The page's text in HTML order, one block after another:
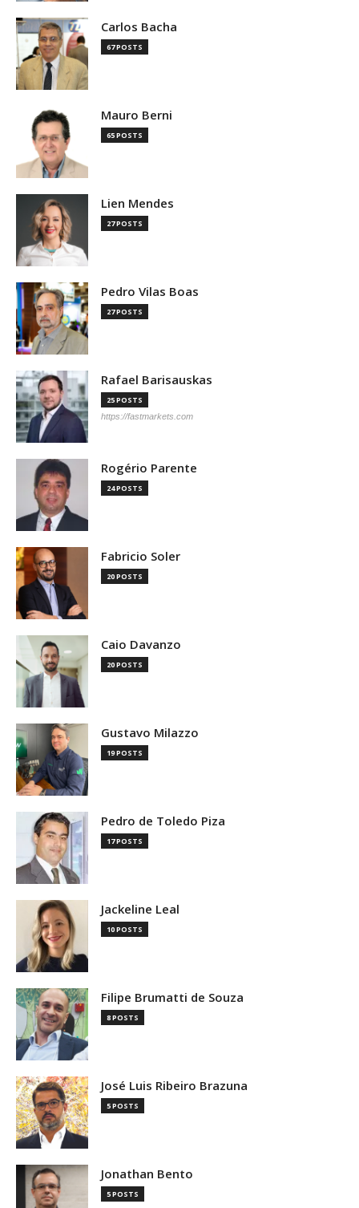
Carlos Bacha
67 POSTS
Mauro Berni
65 POSTS
Lien Mendes
27 POSTS
Pedro Vilas Boas
27 POSTS
Rafael Barisauskas
25 POSTS
https://fastmarkets.com
Rogério Parente
24 POSTS
Fabricio Soler
20 POSTS
Caio Davanzo
20 POSTS
Gustavo Milazzo
19 POSTS
Pedro de Toledo Piza
17 POSTS
Jackeline Leal
10 POSTS
Filipe Brumatti de Souza
8 POSTS
José Luis Ribeiro Brazuna
5 POSTS
Jonathan Bento
5 POSTS